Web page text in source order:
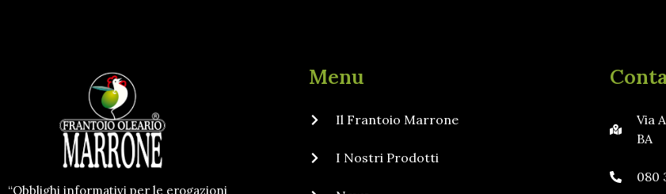
“Obblighi informativi per le erogazioni
Menu
Il Frantoio Marrone
I Nostri Prodotti
Via
BA
080